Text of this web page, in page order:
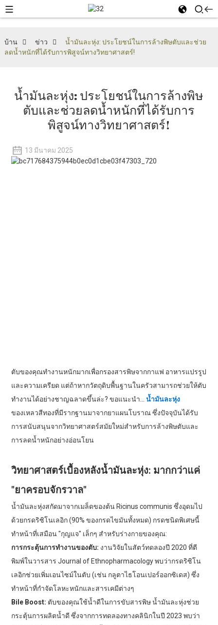
บ้าน ข่าว
น้ำมันละหุ่ง: ประโยชน์ในการล้างพิษตับและช่วย
ลดน้ำหนักที่ได้รับการพิสูจน์ทางวิทยาศาสตร์!
น้ำมันละหุ่ง: ประโยชน์ในการล้างพิษ
ตับและช่วยลดน้ำหนักที่ได้รับการ
พิสูจน์ทางวิทยาศาสตร์!
13 มีนาคม 2025
ตับของคุณทำงานหนักมากเพื่อกรองสารพิษจากกาแฟ อาหารแปรรูป
และความเครียด แต่ถ้าหากวัตถุดิบพื้นฐานในครัวสามารถช่วยให้ตับ
ทำงานได้อย่างชาญฉลาดขึ้นล่ะ? ขอแนะนำ... น้ำมันละหุ่ง
ของเหลวสีทองที่มีรากฐานมาจากยาแผนโบราณ ซึ่งปัจจุบันได้รับ
การสนับสนุนจากวิทยาศาสตร์สมัยใหม่สำหรับการล้างพิษตับและ
การลดน้ำหนักอย่างอ่อนโยน
วิทยาศาสตร์เบื้องหลังน้ำมันละหุ่ง: มากกว่าแค่
"ยาครอบจักรวาล"
น้ำมันละหุ่งสกัดมาจากเมล็ดของต้น Ricinus communis ซึ่งอุดมไป
ด้วยกรดริซิโนเลอิก (90% ของกรดไขมันทั้งหมด) กรดชนิดพิเศษนี้
ทำหน้าที่เสมือน "กุญแจ" เล็กๆ สำหรับร่างกายของคุณ:
การกระตุ้นการทำงานของตับ: งานวิจัยในสัตว์ทดลองปี 2020 ที่ตี
พิมพ์ในวารสาร Journal of Ethnopharmacology พบว่ากรดริซิโน
เลอิกช่วยเพิ่มเอนไซม์ในตับ (เช่น กลูตาไธโอนเปอร์ออกซิเดส) ซึ่ง
ทำหน้าที่กำจัดโลหะหนักและสารเคมีต่างๆ
Bile Boost: ตับของคุณใช้น้ำดีในการขับสารพิษ น้ำมันละหุ่งช่วย
กระตุ้นการผลิตน้ำดี ซึ่งจากการทดลองทางคลินิกในปี 2023 พบว่า